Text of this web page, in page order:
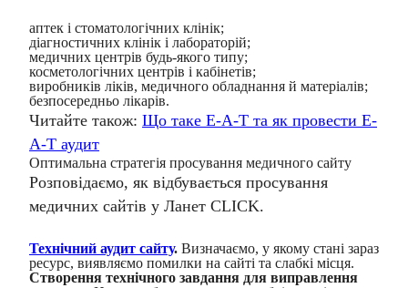
аптек і стоматологічних клінік;
діагностичних клінік і лабораторій;
медичних центрів будь-якого типу;
косметологічних центрів і кабінетів;
виробників ліків, медичного обладнання й матеріалів;
безпосередньо лікарів.
Читайте також: Що таке E-A-T та як провести E-
A-T аудит
Оптимальна стратегія просування медичного сайту
Розповідаємо, як відбувається просування
медичних сайтів у Ланет CLICK.
Технічний аудит сайту. Визначаємо, у якому стані зараз
ресурс, виявляємо помилки на сайті та слабкі місця.
Створення технічного завдання для виправлення